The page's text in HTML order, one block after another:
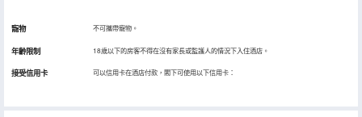
寵物 不可攜帶寵物。
年齡限制 18歲以下的房客不得在沒有家長或監護人的情況下入住酒店。
接受信用卡 可以信用卡在酒店付款，閣下可使用以下信用卡：